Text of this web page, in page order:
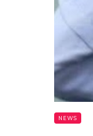
NEWS